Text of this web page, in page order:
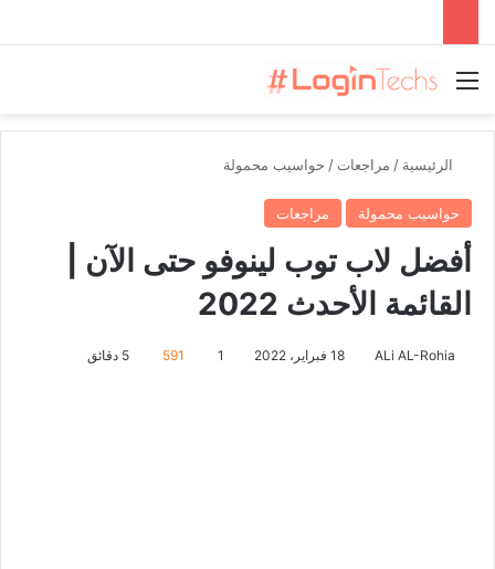
القائمة
الرئيسية / مراجعات / حواسيب محمولة
حواسيب محمولة مراجعات
أفضل لاب توب لينوفو حتى الآن |
القائمة الأحدث 2022
ALi AL-Rohia 18 فبراير، 2022 1
591